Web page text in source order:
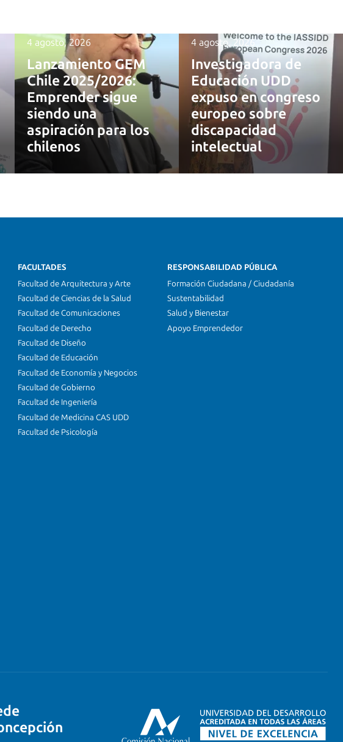
4 agosto, 2026
Lanzamiento GEM
Chile 2025/2026:
Emprender sigue
siendo una
aspiración para los
chilenos
4 agosto, 2026
Investigadora de
Educación UDD
expuso en congreso
europeo sobre
discapacidad
intelectual
FACULTADES
Facultad de Arquitectura y Arte
Facultad de Ciencias de la Salud
Facultad de Comunicaciones
Facultad de Derecho
Facultad de Diseño
Facultad de Educación
Facultad de Economía y Negocios
Facultad de Gobierno
Facultad de Ingeniería
Facultad de Medicina CAS UDD
Facultad de Psicología
RESPONSABILIDAD PÚBLICA
Formación Ciudadana / Ciudadanía
Sustentabilidad
Salud y Bienestar
Apoyo Emprendedor